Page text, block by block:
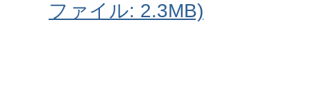
ファイル: 2.3MB)